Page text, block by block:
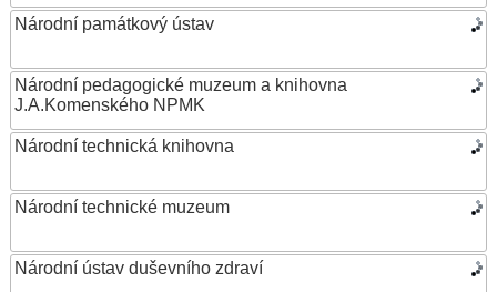
Národní památkový ústav
Národní pedagogické muzeum a knihovna
J.A.Komenského NPMK
Národní technická knihovna
Národní technické muzeum
Národní ústav duševního zdraví